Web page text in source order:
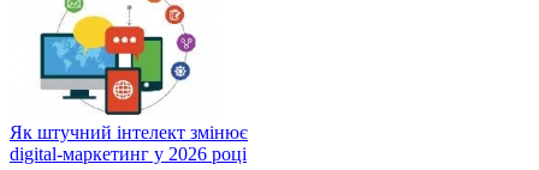
Як штучний інтелект змінює
digital-маркетинг у 2026 році